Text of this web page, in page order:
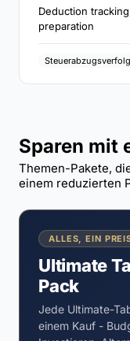
Deduction
preparation
Sparen mit
Themen-Pakete,
einem reduzierten
ALLES, EIN
Ultimate
Pack
Jede Ultimate-
einem Kauf -